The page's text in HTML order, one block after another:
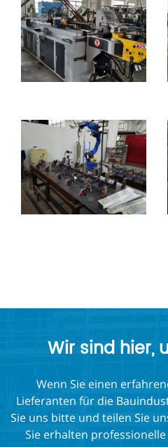
Wir sind hier,
Wenn Sie einen
Lieferanten für die
Sie uns bitte und teilen Sie
Sie erhalten